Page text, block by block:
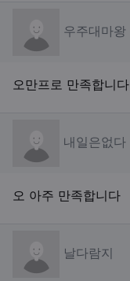
우주대마왕
오만프로 만족합니다
내일은없다
오 아주 만족합니다
날다람지